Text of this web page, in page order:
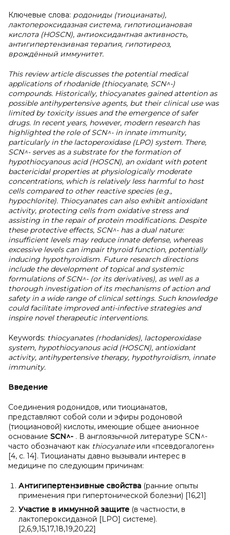
Ключевые слова: родониды (тиоцианаты),
лактопероксидазная система, гипотиоциановая
кислота (HOSCN), антиоксидантная активность,
антигипертензивная терапия, гипотиреоз,
врождённый иммунитет.
This review article discusses the potential medical
applications of rhodanide (thiocyanate, SCN^-)
compounds. Historically, thiocyanates gained attention as
possible antihypertensive agents, but their clinical use was
limited by toxicity issues and the emergence of safer
drugs. In recent years, however, modern research has
highlighted the role of SCN^- in innate immunity,
particularly in the lactoperoxidase (LPO) system. There,
SCN^- serves as a substrate for the formation of
hypothiocyanous acid (HOSCN), an oxidant with potent
bactericidal properties at physiologically moderate
concentrations, which is relatively less harmful to host
cells compared to other reactive species (e.g.,
hypochlorite). Thiocyanates can also exhibit antioxidant
activity, protecting cells from oxidative stress and
assisting in the repair of protein modifications. Despite
these protective effects, SCN^- has a dual nature:
insufficient levels may reduce innate defense, whereas
excessive levels can impair thyroid function, potentially
inducing hypothyroidism. Future research directions
include the development of topical and systemic
formulations of SCN^- (or its derivatives), as well as a
thorough investigation of its mechanisms of action and
safety in a wide range of clinical settings. Such knowledge
could facilitate improved anti-infective strategies and
inspire novel therapeutic interventions.
Keywords: thiocyanates (rhodanides), lactoperoxidase
system, hypothiocyanous acid (HOSCN), antioxidant
activity, antihypertensive therapy, hypothyroidism, innate
immunity.
Введение
Соединения родонидов, или тиоцианатов,
представляют собой соли и эфиры родоновой
(тиоциановой) кислоты, имеющие общее анионное
основание SCN^- . В англоязычной литературе SCN^-
часто обозначают как thiocyanateили «псевдогалоген»
[4, с. 14]. Тиоцианаты давно вызывали интерес в
медицине по следующим причинам:
Антигипертензивные свойства (ранние опыты
применения при гипертонической болезни) [16,21]
Участие в иммунной защите (в частности, в
лактопероксидазной [LPO] системе).
[2,6,9,15,17,18,19,20,22]